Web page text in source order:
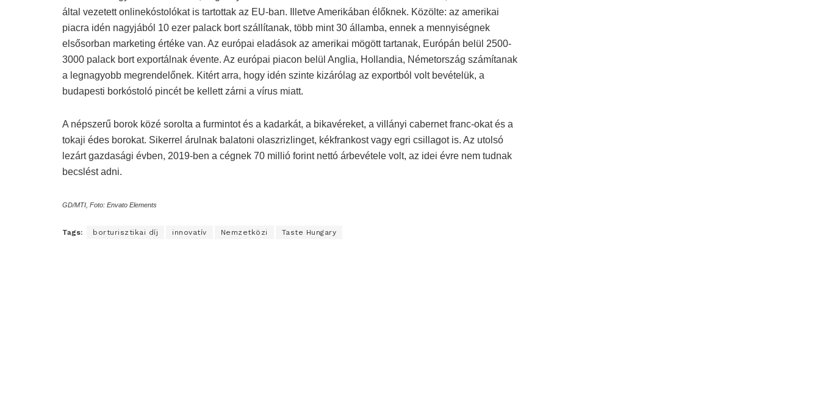
által vezetett onlinekóstolókat is tartottak az EU-ban. Illetve Amerikában élőknek. Közölte: az amerikai
piacra idén nagyjából 10 ezer palack bort szállítanak, több mint 30 államba, ennek a mennyiségnek
elsősorban marketing értéke van. Az európai eladások az amerikai mögött tartanak, Európán belül 2500-
3000 palack bort exportálnak évente. Az európai piacon belül Anglia, Hollandia, Németország számítanak
a legnagyobb megrendelőnek. Kitért arra, hogy idén szinte kizárólag az exportból volt bevételük, a
budapesti borkóstoló pincét be kellett zárni a vírus miatt.
A népszerű borok közé sorolta a furmintot és a kadarkát, a bikavéreket, a villányi cabernet franc-okat és a
tokaji édes borokat. Sikerrel árulnak balatoni olaszrizlinget, kékfrankost vagy egri csillagot is. Az utolsó
lezárt gazdasági évben, 2019-ben a cégnek 70 millió forint nettó árbevétele volt, az idei évre nem tudnak
becslést adni.
GD/MTI, Foto: Envato Elements
Tags: borturisztikai díj innovatív Nemzetközi Taste Hungary